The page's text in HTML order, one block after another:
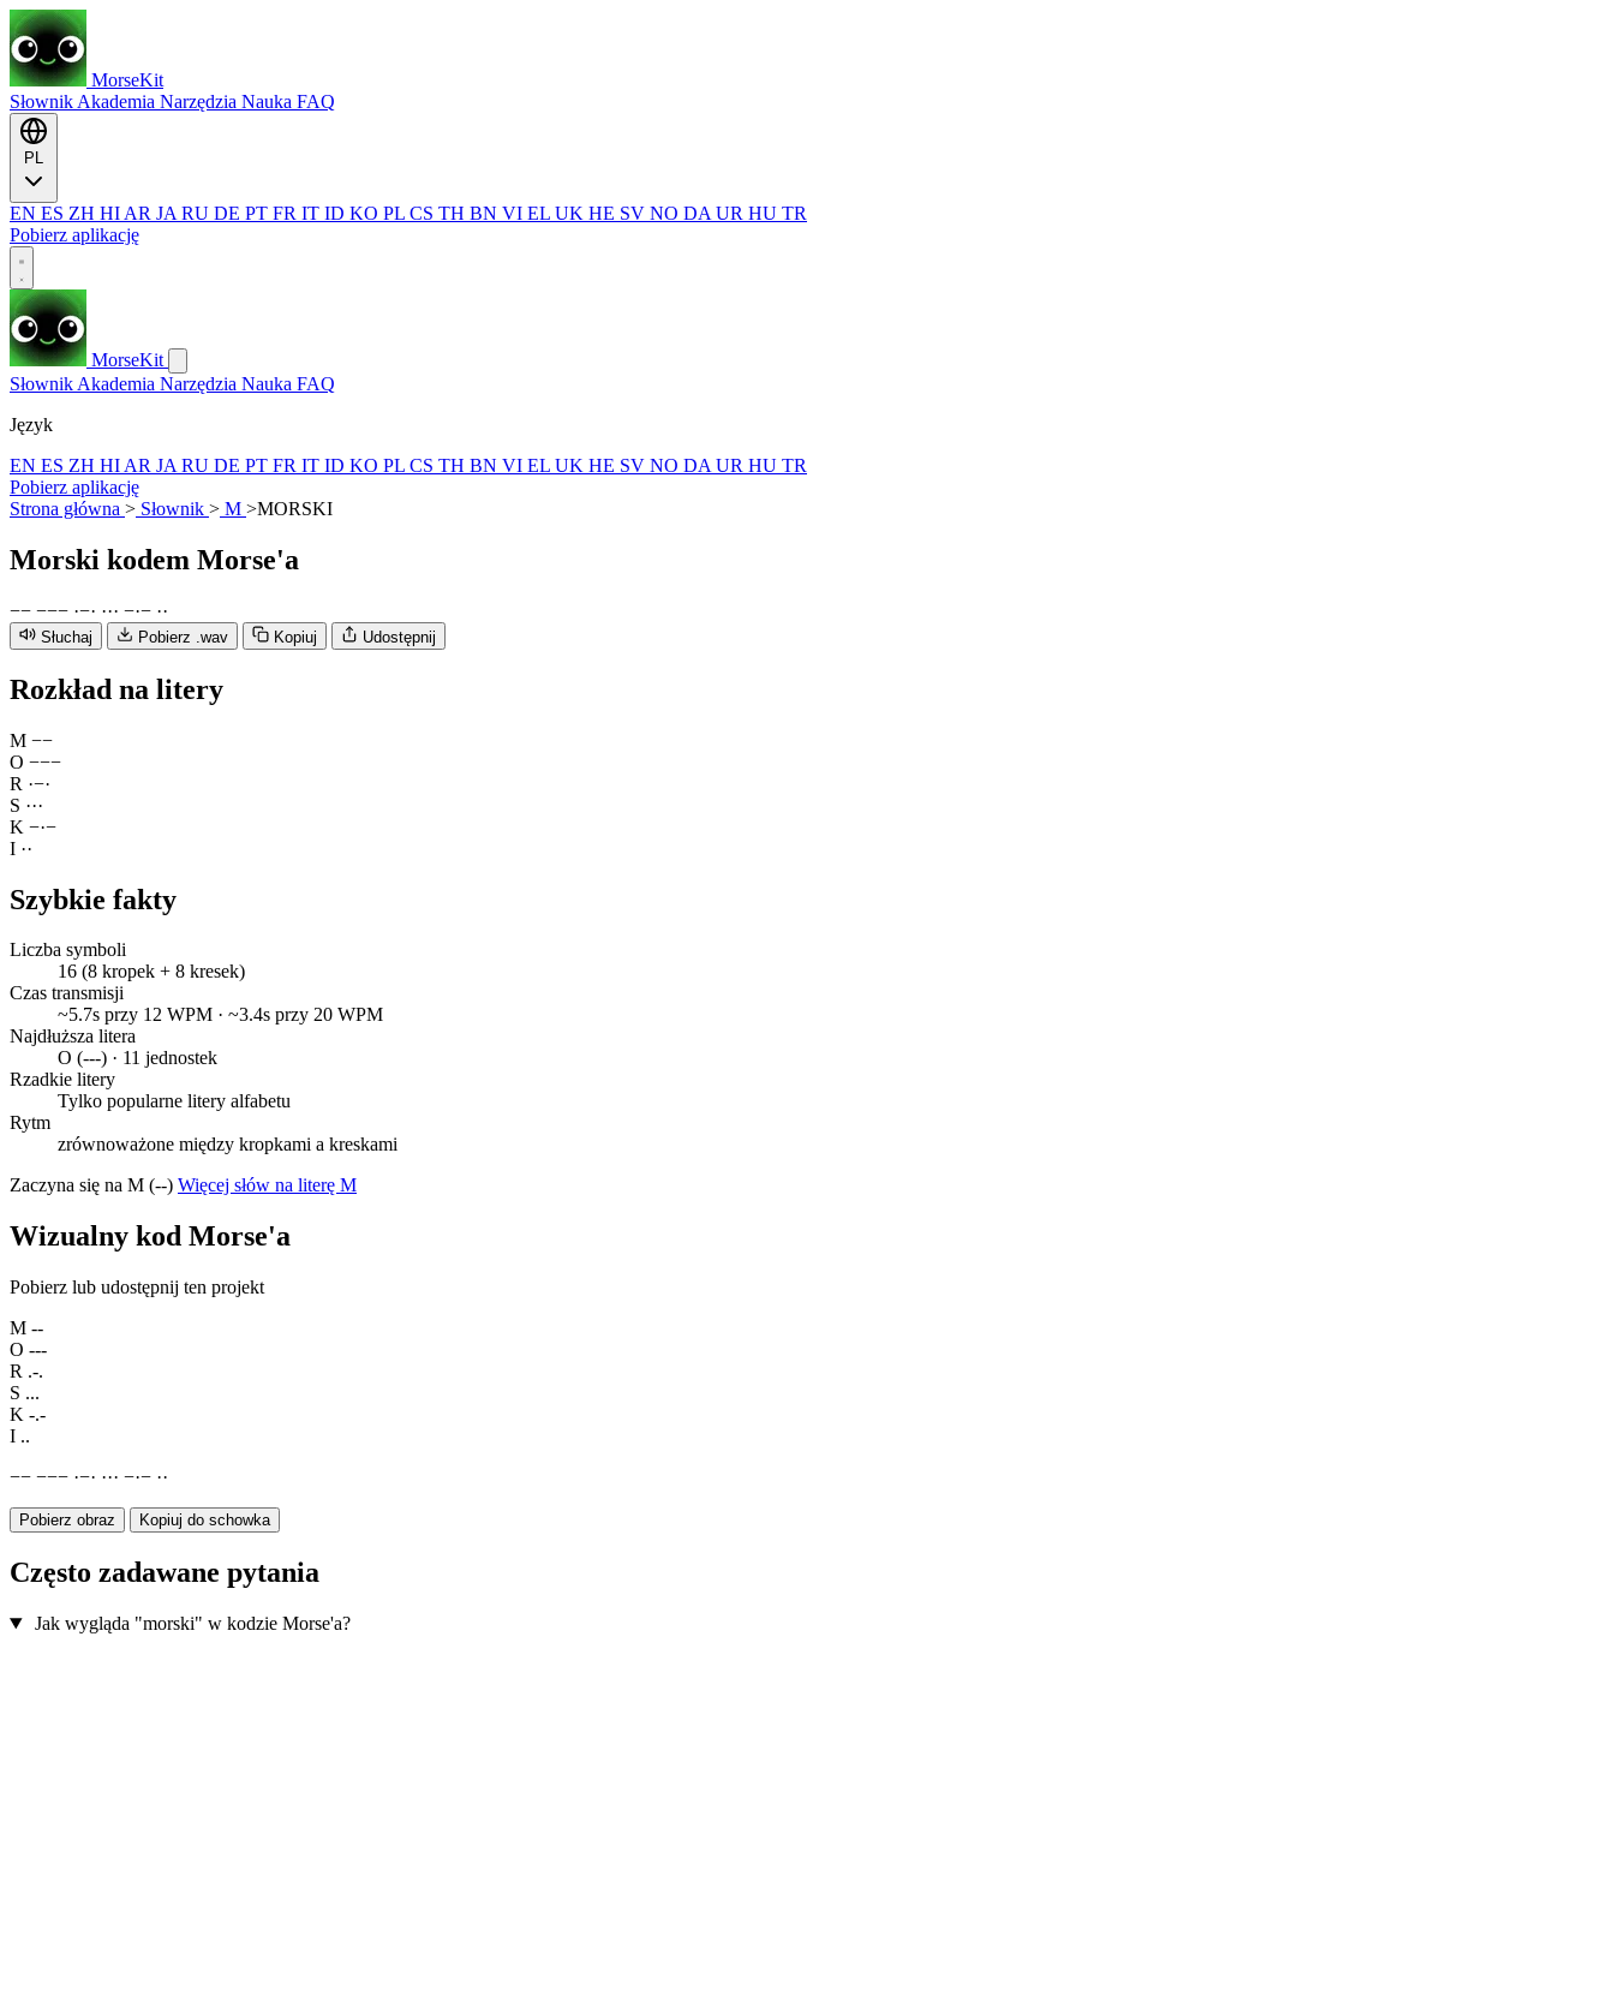
MorseKit
Słownik Akademia Narzędzia Nauka FAQ
EN ES ZH HI AR JA RU DE PT FR IT ID KO PL CS TH BN VI EL UK HE SV NO DA UR HU TR
Pobierz aplikację
MorseKit
Słownik Akademia Narzędzia Nauka FAQ
Język
EN ES ZH HI AR JA RU DE PT FR IT ID KO PL CS TH BN VI EL UK HE SV NO DA UR HU TR
Pobierz aplikację
Strona główna > Słownik > M >MORSKI
Morski kodem Morse'a
−− −−− ·−· ··· −·− ··
Słuchaj Pobierz .wav Kopiuj Udostępnij
Rozkład na litery
M −−
O −−−
R ·−·
S ···
K −·−
I ··
Szybkie fakty
Liczba symboli
16 (8 kropek + 8 kresek)
Czas transmisji
~5.7s przy 12 WPM · ~3.4s przy 20 WPM
Najdłuższa litera
O (---) · 11 jednostek
Rzadkie litery
Tylko popularne litery alfabetu
Rytm
zrównoważone między kropkami a kreskami
Zaczyna się na M (--) Więcej słów na literę M
Wizualny kod Morse'a
Pobierz lub udostępnij ten projekt
M --
O ---
R .-.
S ...
K -.-
I ..
−− −−− ·−· ··· −·− ··
Pobierz obraz Kopiuj do schowka
Często zadawane pytania
Jak wygląda "morski" w kodzie Morse'a?